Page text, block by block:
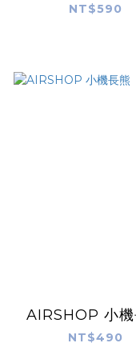
NT$590
AIRSHOP 小機
NT$490